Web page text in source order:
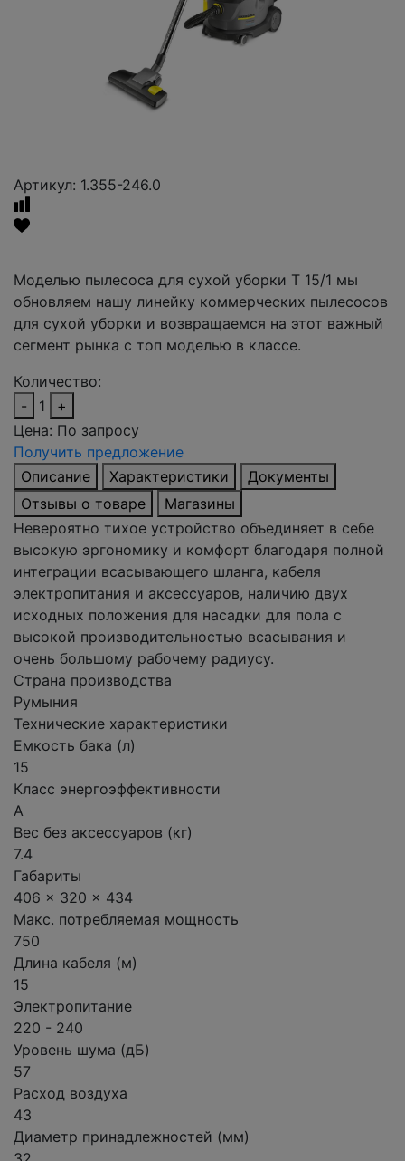
Артикул: 1.355-246.0
Моделью пылесоса для сухой уборки T 15/1 мы
обновляем нашу линейку коммерческих пылесосов
для сухой уборки и возвращаемся на этот важный
сегмент рынка с топ моделью в классе.
Количество:
-
1
+
Цена: По запросу
Получить предложение
Описание
Характеристики
Документы
Отзывы о товаре
Магазины
Невероятно тихое устройство объединяет в себе
высокую эргономику и комфорт благодаря полной
интеграции всасывающего шланга, кабеля
электропитания и аксессуаров, наличию двух
исходных положения для насадки для пола с
высокой производительностью всасывания и
очень большому рабочему радиусу.
Страна производства
Румыния
Технические характеристики
Емкость бака (л)
15
Класс энергоэффективности
A
Вес без аксессуаров (кг)
7.4
Габариты
406 x 320 x 434
Макс. потребляемая мощность
750
Длина кабеля (м)
15
Электропитание
220 - 240
Уровень шума (дБ)
57
Расход воздуха
43
Диаметр принадлежностей (мм)